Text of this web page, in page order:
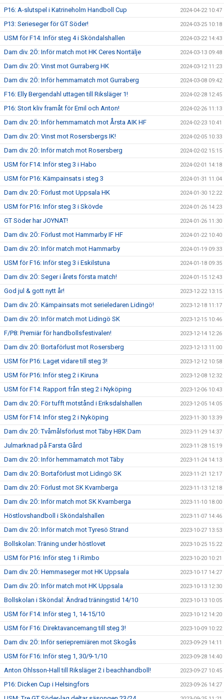
P16: A-slutspel i Katrineholm Handboll Cup 2024-04-22 10:47
P13: Serieseger för GT Söder! 2024-03-25 10:18
USM för F14: Inför steg 4 i Sköndalshallen 2024-03-22 14:43
Dam div. 2Ö: Inför match mot HK Ceres Norrtälje 2024-03-13 09:48
Dam div. 2Ö: Vinst mot Gurraberg HK 2024-03-12 11:23
Dam div. 2Ö: Inför hemmamatch mot Gurraberg 2024-03-08 09:42
F16: Elly Bergendahl uttagen till Riksläger 1! 2024-02-28 12:45
P16: Stort kliv framåt för Emil och Anton! 2024-02-26 11:13
Dam div. 2Ö: Inför hemmamatch mot Årsta AIK HF 2024-02-23 10:41
Dam div. 2Ö: Vinst mot Rosersbergs IK! 2024-02-05 10:33
Dam div. 2Ö: Inför match mot Rosersberg 2024-02-02 15:15
USM för F14: Inför steg 3 i Habo 2024-02-01 14:18
USM för P16: Kämpainsats i steg 3 2024-01-31 11:04
Dam div. 2Ö: Förlust mot Uppsala HK 2024-01-30 12:22
USM för P16: Inför steg 3 i Skövde 2024-01-26 14:23
GT Söder har JOYNAT! 2024-01-26 11:30
Dam div. 2Ö: Förlust mot Hammarby IF HF 2024-01-22 10:40
Dam div. 2Ö: Inför match mot Hammarby 2024-01-19 09:33
USM för F16: Inför steg 3 i Eskilstuna 2024-01-18 09:35
Dam div. 2Ö: Seger i årets första match! 2024-01-15 12:43
God jul & gott nytt år! 2023-12-22 13:15
Dam div. 2Ö: Kämpainsats mot serieledaren Lidingö! 2023-12-18 11:17
Dam div. 2Ö: Inför match mot Lidingö SK 2023-12-15 10:46
F/P8: Premiär för handbollsfestivalen! 2023-12-14 12:26
Dam div. 2Ö: Bortaförlust mot Rosersberg 2023-12-13 11:00
USM för P16: Laget vidare till steg 3! 2023-12-12 10:58
USM för P16: Inför steg 2 i Kiruna 2023-12-08 12:32
USM för F14: Rapport från steg 2 i Nyköping 2023-12-06 10:43
Dam div. 2Ö: För tufft motstånd i Eriksdalshallen 2023-12-05 14:05
USM för F14: Inför steg 2 i Nyköping 2023-11-30 13:39
Dam div. 2Ö: Tvåmålsförlust mot Täby HBK Dam 2023-11-29 14:37
Julmarknad på Farsta Gård 2023-11-28 15:19
Dam div. 2Ö: Inför hemmamatch mot Täby 2023-11-24 14:13
Dam div. 2Ö: Bortaförlust mot Lidingö SK 2023-11-21 12:17
Dam div. 2Ö: Förlust mot SK Kvarnberga 2023-11-13 12:18
Dam div. 2Ö: Inför match mot SK Kvarnberga 2023-11-10 18:00
Höstlovshandboll i Sköndalshallen 2023-11-07 14:46
Dam div. 2Ö: Inför match mot Tyresö Strand 2023-10-27 13:53
Bollskolan: Träning under höstlovet 2023-10-25 15:22
USM för P16: Inför steg 1 i Rimbo 2023-10-20 10:21
Dam div. 2Ö: Hemmaseger mot HK Uppsala 2023-10-17 14:27
Dam div. 2Ö: Inför match mot HK Uppsala 2023-10-13 12:30
Bollskolan i Sköndal: Ändrad träningstid 14/10 2023-10-13 10:05
USM för F14: Inför steg 1, 14-15/10 2023-10-12 14:20
USM för F16: Direktavancemang till steg 3! 2023-10-09 10:22
Dam div. 2Ö: Inför seriepremiären mot Skogås 2023-09-29 14:11
USM för F16: Inför steg 1, 30/9-1/10 2023-09-28 14:40
Anton Ohlsson-Hall till Riksläger 2 i beachhandboll! 2023-09-27 10:45
P16: Dicken Cup i Helsingfors 2023-09-26 14:27